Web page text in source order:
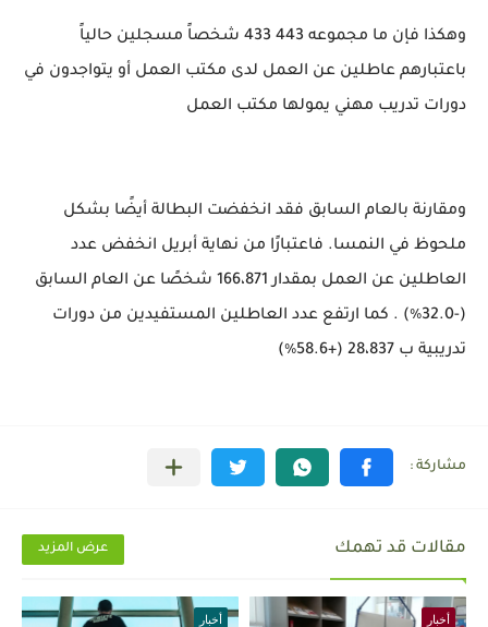
وهكذا فإن ما مجموعه 443 433 شخصاً مسجلين حالياً
باعتبارهم عاطلين عن العمل لدى مكتب العمل أو يتواجدون في
دورات تدريب مهني يمولها مكتب العمل
ومقارنة بالعام السابق فقد انخفضت البطالة أيضًا بشكل
ملحوظ في النمسا. فاعتبارًا من نهاية أبريل انخفض عدد
العاطلين عن العمل بمقدار 166،871 شخصًا عن العام السابق
(-32.0٪) . كما ارتفع عدد العاطلين المستفيدين من دورات
تدريبية ب 28،837 (+58.6٪)
مقالات قد تهمك عرض المزيد
أخبار أخبار